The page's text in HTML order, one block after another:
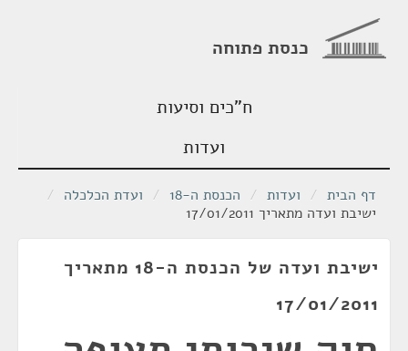
כנסת פתוחה
ח"כים וסיעות
ועדות
דף הבית / ועדות / הכנסת ה-18 / ועדת הכלכלה /
ישיבת ועדה מתאריך 17/01/2011
ישיבת ועדה של הכנסת ה-18 מתאריך
17/01/2011